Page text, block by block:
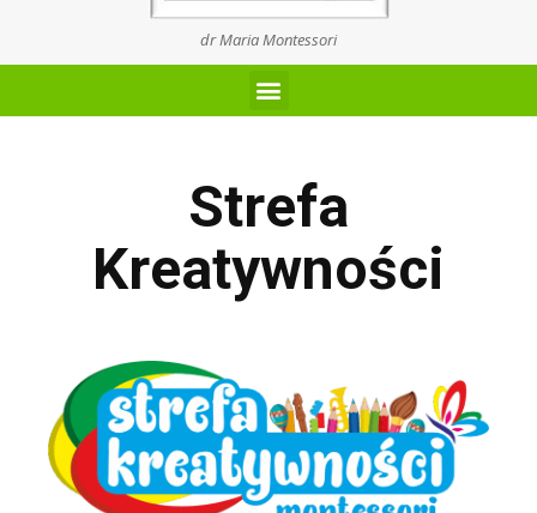
dr Maria Montessori
Strefa
Kreatywności